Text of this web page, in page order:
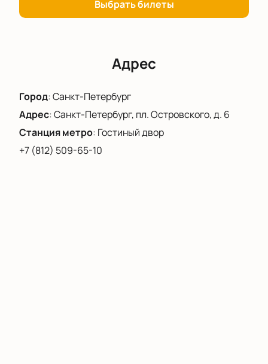
Выбрать билеты
Адрес
Город:Санкт-Петербург
Адрес:Санкт-Петербург, пл. Островского, д. 6
Станция метро: Гостиный двор
+7 (812) 509-65-10